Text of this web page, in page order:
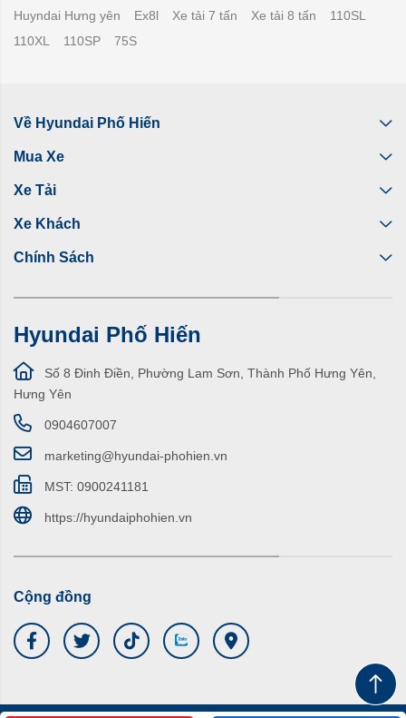
Huyndai Hưng yên Ex8l Xe tải 7 tấn Xe tải 8 tấn
110SL
110XL
110SP 75S
Về Hyundai Phố Hiến
Mua Xe
Xe Tải
Xe Khách
Chính Sách
Hyundai Phố Hiến
Số 8 Đinh Điền, Phường Lam Sơn, Thành Phố Hưng Yên,
Hưng Yên
0904607007
marketing@hyundai-phohien.vn
MST: 0900241181
https://hyundaiphohien.vn
Cộng đồng